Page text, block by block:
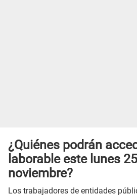
¿Quiénes podrán
laborable este lunes
noviembre?
Los trabajadores de entidades